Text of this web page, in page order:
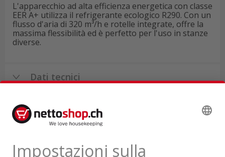
L'apparecchio ad alta efficienza energetica con classe
EER A+ utilizza il refrigerante ecologico R290. Con un
flusso d'aria di 320 m³/h e rotelle integrate, offre la
massima flessibilità ed è perfetto per l'uso in stanze
diverse.
Dati tecnici